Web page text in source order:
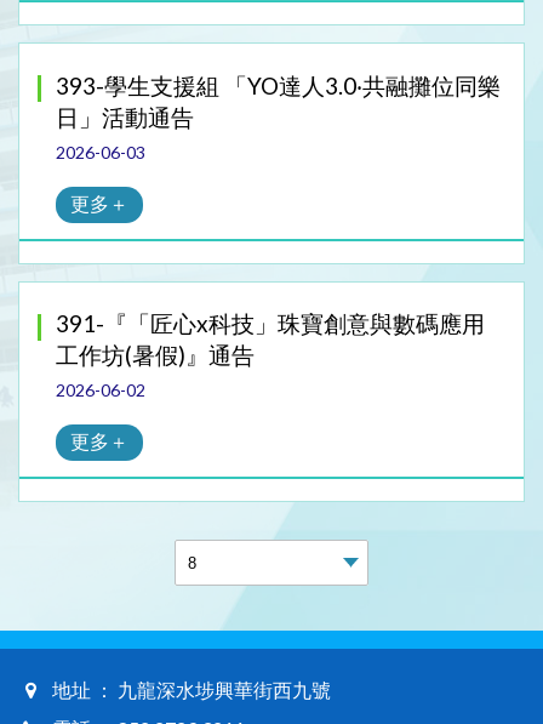
393-學生支援組 「YO達人3.0‧共融攤位同樂
日」活動通告
2026-06-03
更多＋
391-『「匠心x科技」珠寶創意與數碼應用
工作坊(暑假)』通告
2026-06-02
更多＋
地址 ： 九龍深水埗興華街西九號